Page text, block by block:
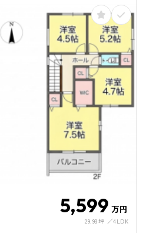
5,599 万円
29.93坪 4LDK